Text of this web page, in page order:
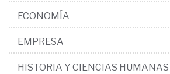
ECONOMÍA
EMPRESA
HISTORIA Y CIENCIAS HUMANAS